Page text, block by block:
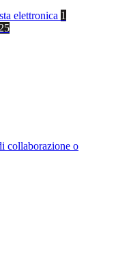
elettronica 1
25
collaborazione o